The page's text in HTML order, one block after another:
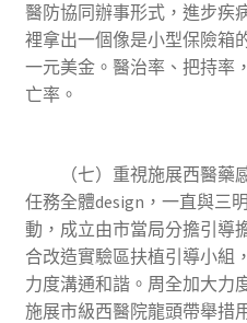
醫防協同辦事形式，進步疾
裡拿出一個像是小型保險箱
一元美金。醫治率、把持率
亡率。
（七）重視施展西醫藥
任務全體design，一直與三
動，成立由市當局分擔引導
合改造實驗區扶植引導小組
力度溝通和諧。周全加大力
施展市級西醫院龍頭帶舉措